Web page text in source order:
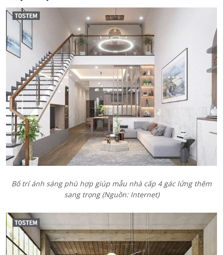
Bố trí ánh sáng phù hợp giúp mẫu nhà cấp 4 gác lửng thêm
sang trọng (Nguồn: Internet)